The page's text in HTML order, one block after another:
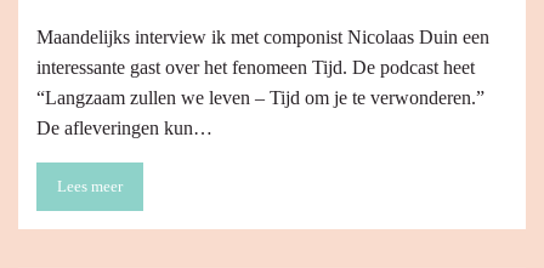
Maandelijks interview ik met componist Nicolaas Duin een
interessante gast over het fenomeen Tijd. De podcast heet
“Langzaam zullen we leven – Tijd om je te verwonderen.”
De afleveringen kun…
Lees meer